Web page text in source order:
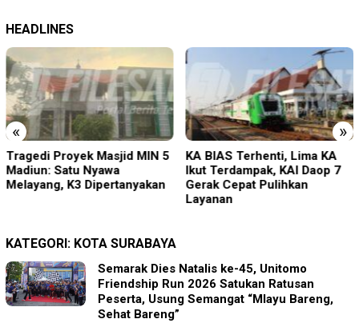
HEADLINES
« »
Tragedi Proyek Masjid MIN 5
Madiun: Satu Nyawa
Melayang, K3 Dipertanyakan
KA BIAS Terhenti, Lima KA
Ikut Terdampak, KAI Daop 7
Gerak Cepat Pulihkan
Layanan
KATEGORI: KOTA SURABAYA
Semarak Dies Natalis ke-45, Unitomo
Friendship Run 2026 Satukan Ratusan
Peserta, Usung Semangat “Mlayu Bareng,
Sehat Bareng”